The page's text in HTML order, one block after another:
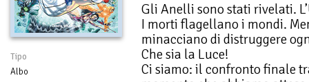
Tipo
Albo
Gli Anelli sono stati rivelati.
I morti flagellano i mondi.
minacciano di distruggere
Che sia la Luce!
Ci siamo: il confronto finale